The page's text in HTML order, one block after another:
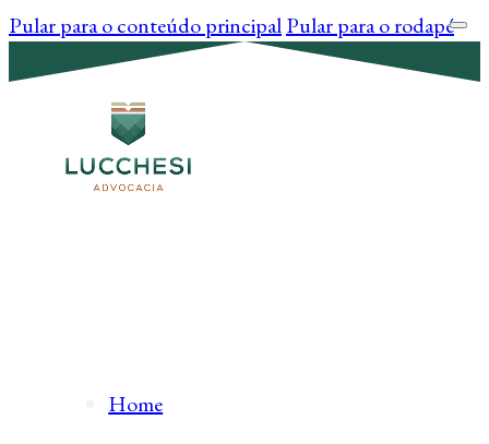
Pular para o conteúdo principalPular para o rodapé
Home